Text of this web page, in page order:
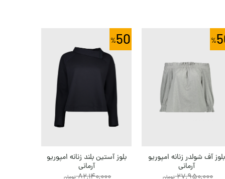
بلوز آف شولدر زنانه امپوریو
آرمانی
50
بلوز آستین بلند زنانه امپوریو
آرمانی